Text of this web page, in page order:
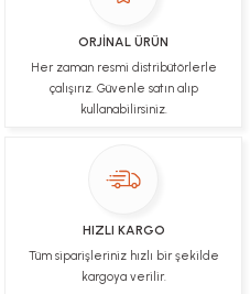
B... N... | 19/03/2025
Ulviye tosun | 08/02/2025
kargoları ile yakından ilgileniyorlar.
ORJİNAL ÜRÜN
Her zaman resmi distribütörlerle
çalışırız. Güvenle satın alıp
kullanabilirsiniz.
HIZLI KARGO
Tüm siparişleriniz hızlı bir şekilde
kargoya verilir.